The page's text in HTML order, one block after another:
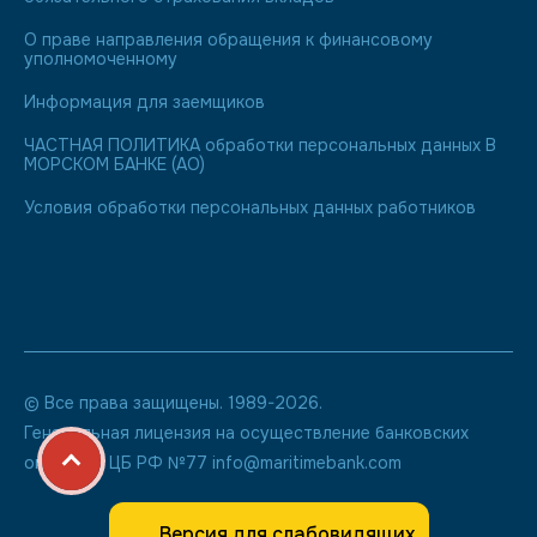
О праве направления обращения к финансовому
уполномоченному
Информация для заемщиков
ЧАСТНАЯ ПОЛИТИКА обработки персональных данных В
МОРСКОМ БАНКЕ (АО)
Условия обработки персональных данных работников
© Все права защищены. 1989-2026.
Генеральная лицензия на осуществление банковских
операций ЦБ РФ №77 info@maritimebank.com